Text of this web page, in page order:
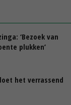
‘Bezoek van
plukken’
het verrassend